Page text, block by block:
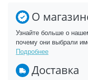
О
Узнайте больше о
почему они выбрали
Подробнее
Доставка